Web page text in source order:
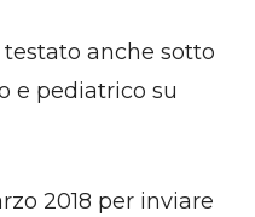
anche sotto
e pediatrico su
2018 per inviare